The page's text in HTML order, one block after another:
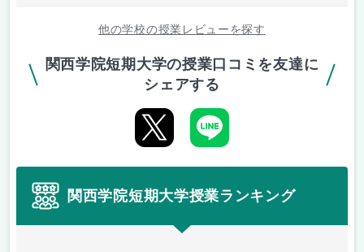
他の学校の授業レビューを探す
関西学院短期大学の授業口コミを友達に
シェアする
関西学院短期大学授業ランキング